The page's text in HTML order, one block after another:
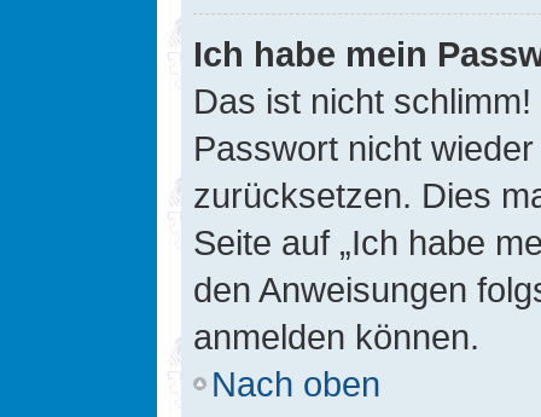
Ich habe mein
Das ist nicht
Passwort nicht
zurücksetzen. Dies
Seite auf „Ich habe
den Anweisungen
anmelden können.
Nach oben